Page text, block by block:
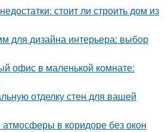
стоит ли строить дом из
для дизайна интерьера: выбор
офис в маленькой комнате:
отделку стен для вашей
в коридоре без окон